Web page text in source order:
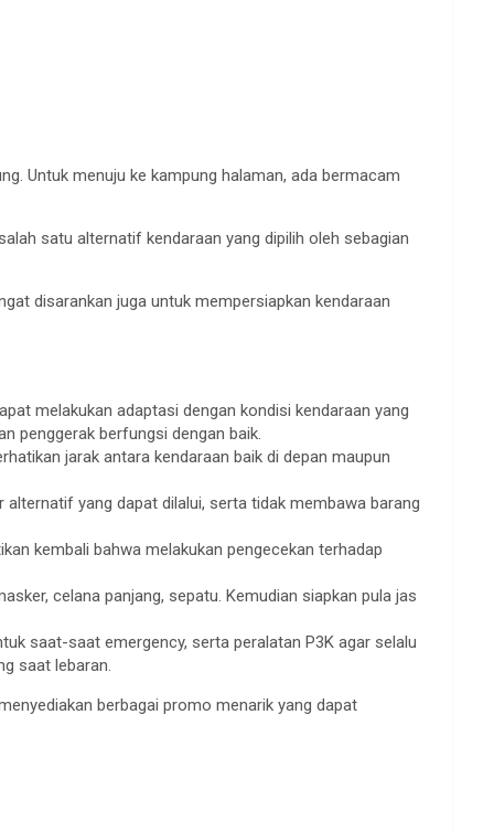
Untuk menuju ke kampung halaman, ada bermacam
satu alternatif kendaraan yang dipilih oleh sebagian
disarankan juga untuk mempersiapkan kendaraan
melakukan adaptasi dengan kondisi kendaraan yang
penggerak berfungsi dengan baik.
jarak antara kendaraan baik di depan maupun
yang dapat dilalui, serta tidak membawa barang
kembali bahwa melakukan pengecekan terhadap
celana panjang, sepatu. Kemudian siapkan pula jas
saat-saat emergency, serta peralatan P3K agar selalu
saat lebaran.
berbagai promo menarik yang dapat